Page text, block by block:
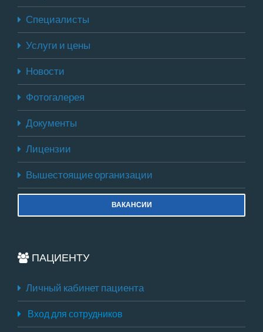
Специалисты
Услуги и цены
Новости
Фотогалерея
Документы
Лицензии
Вышестоящие организации
ВАКАНСИИ
ПАЦИЕНТУ
Личный кабинет пациента
Вход для сотрудников